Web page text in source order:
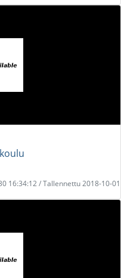
16:34:12 / Tallennettu 2018-10-01